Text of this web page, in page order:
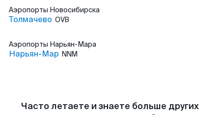
Аэропорты Новосибирска
Толмачево OVB
Аэропорты Нарьян-Мара
Нарьян-Мар NNM
Часто летаете и знаете больше других